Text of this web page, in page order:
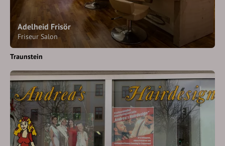
Adelheid Frisör
Friseur Salon
Traunstein